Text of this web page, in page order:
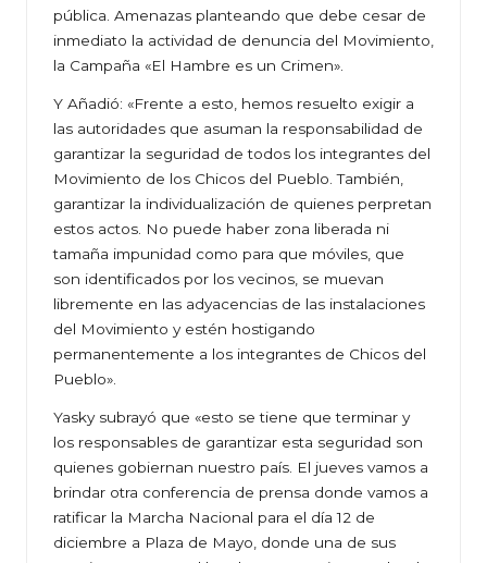
pública. Amenazas planteando que debe cesar de
inmediato la actividad de denuncia del Movimiento,
la Campaña «El Hambre es un Crimen».
Y Añadió: «Frente a esto, hemos resuelto exigir a
las autoridades que asuman la responsabilidad de
garantizar la seguridad de todos los integrantes del
Movimiento de los Chicos del Pueblo. También,
garantizar la individualización de quienes perpretan
estos actos. No puede haber zona liberada ni
tamaña impunidad como para que móviles, que
son identificados por los vecinos, se muevan
libremente en las adyacencias de las instalaciones
del Movimiento y estén hostigando
permanentemente a los integrantes de Chicos del
Pueblo».
Yasky subrayó que «esto se tiene que terminar y
los responsables de garantizar esta seguridad son
quienes gobiernan nuestro país. El jueves vamos a
brindar otra conferencia de prensa donde vamos a
ratificar la Marcha Nacional para el día 12 de
diciembre a Plaza de Mayo, donde una de sus